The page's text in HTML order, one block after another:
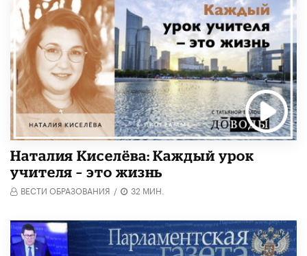
Наталия Киселёва: Каждый урок
учителя – это жизнь
ВЕСТИ ОБРАЗОВАНИЯ / 32 МИН.